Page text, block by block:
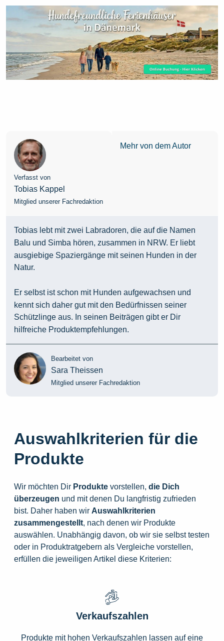
Verfasst von
Tobias Kappel
Mitglied unserer Fachredaktion
Mehr von dem Autor
Tobias lebt mit zwei Labradoren, die auf die Namen
Balu und Simba hören, zusammen in NRW. Er liebt
ausgiebige Spaziergänge mit seinen Hunden in der
Natur.
Er selbst ist schon mit Hunden aufgewachsen und
kennt sich daher gut mit den Bedürfnissen seiner
Schützlinge aus. In seinen Beiträgen gibt er Dir
hilfreiche Produktempfehlungen.
Bearbeitet von
Sara Theissen
Mitglied unserer Fachredaktion
Auswahlkriterien für die
Produkte
Wir möchten Dir Produkte vorstellen, die Dich
überzeugen und mit denen Du langfristig zufrieden
bist. Daher haben wir Auswahlkriterien
zusammengestellt, nach denen wir Produkte
auswählen. Unabhängig davon, ob wir sie selbst testen
oder in Produktratgebern als Vergleiche vorstellen,
erfüllen die jeweiligen Artikel diese Kriterien:
Verkaufszahlen
Produkte mit hohen Verkaufszahlen lassen auf eine